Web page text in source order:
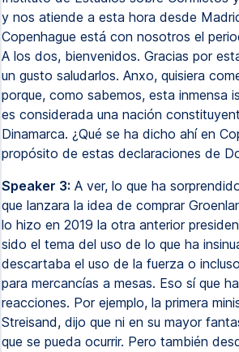
y nos atiende a esta hora desde
Copenhague está con nosotros el
A los dos, bienvenidos. Gracias por
un gusto saludarlos. Anxo, quisiera
porque, como sabemos, esta inmensa
es considerada una nación
Dinamarca. ¿Qué se ha dicho ahí en
propósito de estas declaraciones de
Speaker 3: A ver, lo que ha
que lanzara la idea de comprar
lo hizo en 2019 la otra anterior
sido el tema del uso de lo que ha
descartaba el uso de la fuerza o
para mercancías a mesas. Eso sí que
reacciones. Por ejemplo, la primera
Streisand, dijo que ni en su mayor
que se pueda ocurrir. Pero también